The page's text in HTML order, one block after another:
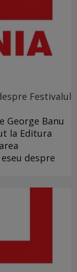
Festivalul
George Banu
la Editura
despre